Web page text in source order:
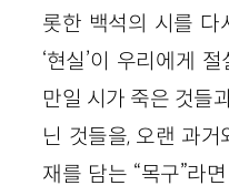
롯한 백석의 시를 다
‘현실’이 우리에게
만일 시가 죽은 것들
닌 것들을, 오랜 과거
재를 담는 “목구”라